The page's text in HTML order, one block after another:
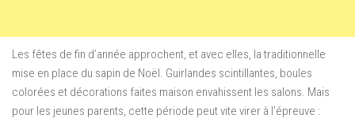
Les fêtes de fin d’année approchent, et avec elles, la traditionnelle
mise en place du sapin de Noël. Guirlandes scintillantes, boules
colorées et décorations faites maison envahissent les salons. Mais
pour les jeunes parents, cette période peut vite virer à l’épreuve :